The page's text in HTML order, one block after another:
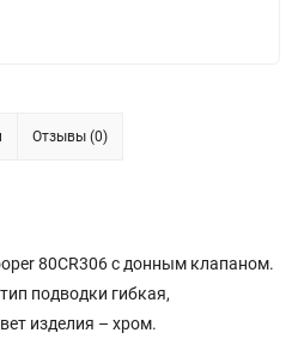
Отзывы (0)
80CR306 с донным клапаном.
подводки гибкая,
изделия – хром.